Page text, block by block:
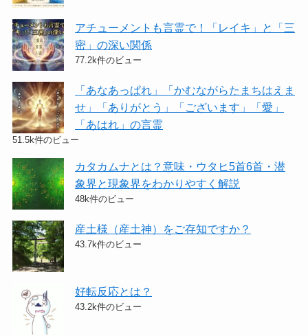
アチューメントも言霊で！「レイキ」と「三
密」の深い関係
77.2k件のビュー
「あなあっぱれ」「かむながらたまちはえま
せ」「ありがとう」「ございます」「愛」
「あはれ」の言霊
51.5k件のビュー
カタカムナとは？意味・ウタヒ5首6首・潜
象界と現象界をわかりやすく解説
48k件のビュー
産土様（産土神）をご存知ですか？
43.7k件のビュー
好転反応とは？
43.2k件のビュー